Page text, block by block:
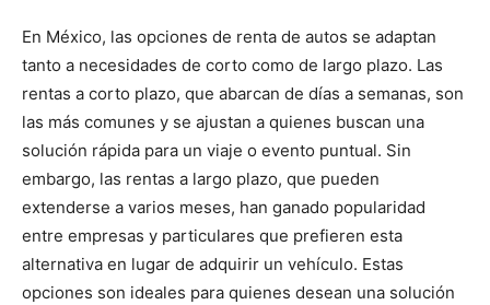
En México, las opciones de renta de autos se adaptan
tanto a necesidades de corto como de largo plazo. Las
rentas a corto plazo, que abarcan de días a semanas, son
las más comunes y se ajustan a quienes buscan una
solución rápida para un viaje o evento puntual. Sin
embargo, las rentas a largo plazo, que pueden
extenderse a varios meses, han ganado popularidad
entre empresas y particulares que prefieren esta
alternativa en lugar de adquirir un vehículo. Estas
opciones son ideales para quienes desean una solución